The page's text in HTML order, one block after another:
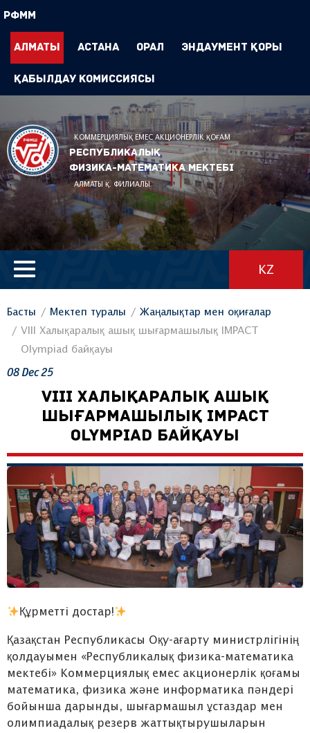
РФММ
Алматы Астана Орал Эндаумент Қоры
Қабылдау комиссиясы
КОММЕРЦИЯЛЫҚ ЕМЕС АКЦИОНЕРЛІК ҚОҒАМ
Республикалық
физика-математика мектебі
АЛМАТЫ Қ. ФИЛИАЛЫ
KZ
Басты Мектеп туралы
Жаңалықтар мен оқиғалар
VIII Халықаралық ашық шығармашылық IMPACT
Olympiad байқауы
08 Dec25
VIII ХАЛЫҚАРАЛЫҚ АШЫҚ
ШЫҒАРМАШЫЛЫҚ IMPACT
OLYMPIAD БАЙҚАУЫ
Құрметті достар!
Қазақстан Республикасы Оқу-ағарту министрлігінің
қолдауымен «Республикалық физика-математика
мектебі» Коммерциялық емес акционерлік қоғамы
математика, физика және информатика пәндері
бойынша дарынды, шығармашыл ұстаздар мен
олимпиадалық резерв жаттықтырушыларын